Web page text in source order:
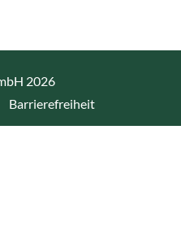
2026
Barrierefreiheit
Impressum